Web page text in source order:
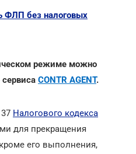
ФЛП без налоговых
режиме можно
CONTR AGENT.
Налогового кодекса
для прекращения
его выполнения,